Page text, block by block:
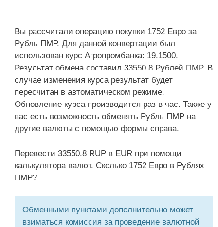
Вы рассчитали операцию покупки 1752 Евро за
Рубль ПМР. Для данной конвертации был
использован курс Агропромбанка: 19.1500.
Результат обмена составил 33550.8 Рублей ПМР. В
случае изменения курса результат будет
пересчитан в автоматическом режиме.
Обновление курса производится раз в час. Также у
вас есть возможность обменять Рубль ПМР на
другие валюты с помощью формы справа.
Перевести 33550.8 RUP в EUR при помощи
калькулятора валют. Сколько 1752 Евро в Рублях
ПМР?
Обменными пунктами дополнительно может
взиматься комиссия за проведение валютной